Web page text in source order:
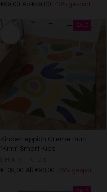
€99,00 Ab €59,00 40% gespart
Kinderteppich Creme Bunt
"Kimi" Smart Kids
€139,00 Ab €90,00 35% gespart